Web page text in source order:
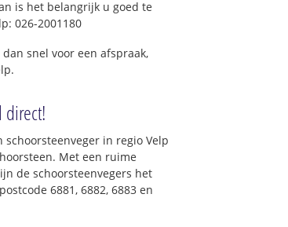
is het belangrijk u goed te
026-2001180
snel voor een afspraak,
direct!
in regio Velp
Met een ruime
de schoorsteenvegers het
6881, 6882, 6883 en